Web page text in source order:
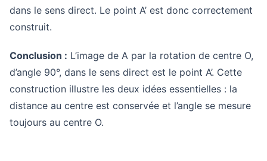
dans le sens direct. Le point A’ est donc correctement
construit.
Conclusion : L’image de A par la rotation de centre O,
d’angle 90°, dans le sens direct est le point A’. Cette
construction illustre les deux idées essentielles : la
distance au centre est conservée et l’angle se mesure
toujours au centre O.